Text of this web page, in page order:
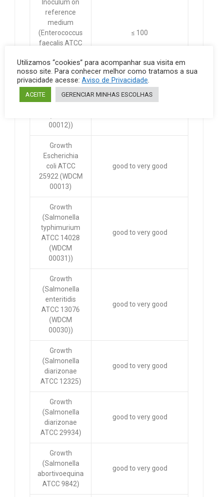
Inoculum on
reference
medium
(Enterococcus
faecalis ATCC
00087))
≤ 100
Growth
(Escherichia
coli ATCC 8739
00012))
good to very good
Growth
Escherichia
coli ATCC
25922 (WDCM
00013)
good to very good
Growth
(Salmonella
typhimurium
ATCC 14028
(WDCM
00031))
good to very good
Growth
(Salmonella
enteritidis
ATCC 13076
(WDCM
00030))
good to very good
Growth
(Salmonella
diarizonae
ATCC 12325)
good to very good
Growth
(Salmonella
diarizonae
ATCC 29934)
good to very good
Growth
(Salmonella
abortivoequina
ATCC 9842)
good to very good
Utilizamos “cookies” para acompanhar sua visita em
nosso site. Para conhecer melhor como tratamos a sua
privacidade acesse: Aviso de Privacidade
ACEITE GERENCIAR MINHAS ESCOLHAS